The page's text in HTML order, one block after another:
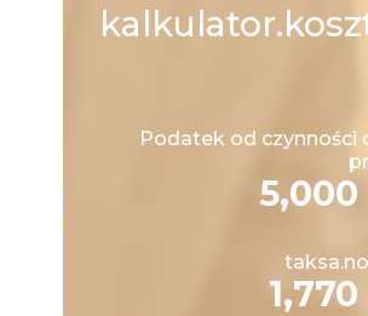
Podatek od czynności
5,000